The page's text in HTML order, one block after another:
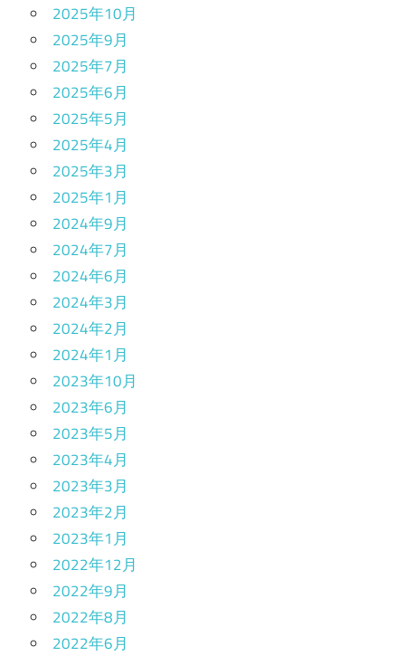
2025年10月
2025年9月
2025年7月
2025年6月
2025年5月
2025年4月
2025年3月
2025年1月
2024年9月
2024年7月
2024年6月
2024年3月
2024年2月
2024年1月
2023年10月
2023年6月
2023年5月
2023年4月
2023年3月
2023年2月
2023年1月
2022年12月
2022年9月
2022年8月
2022年6月